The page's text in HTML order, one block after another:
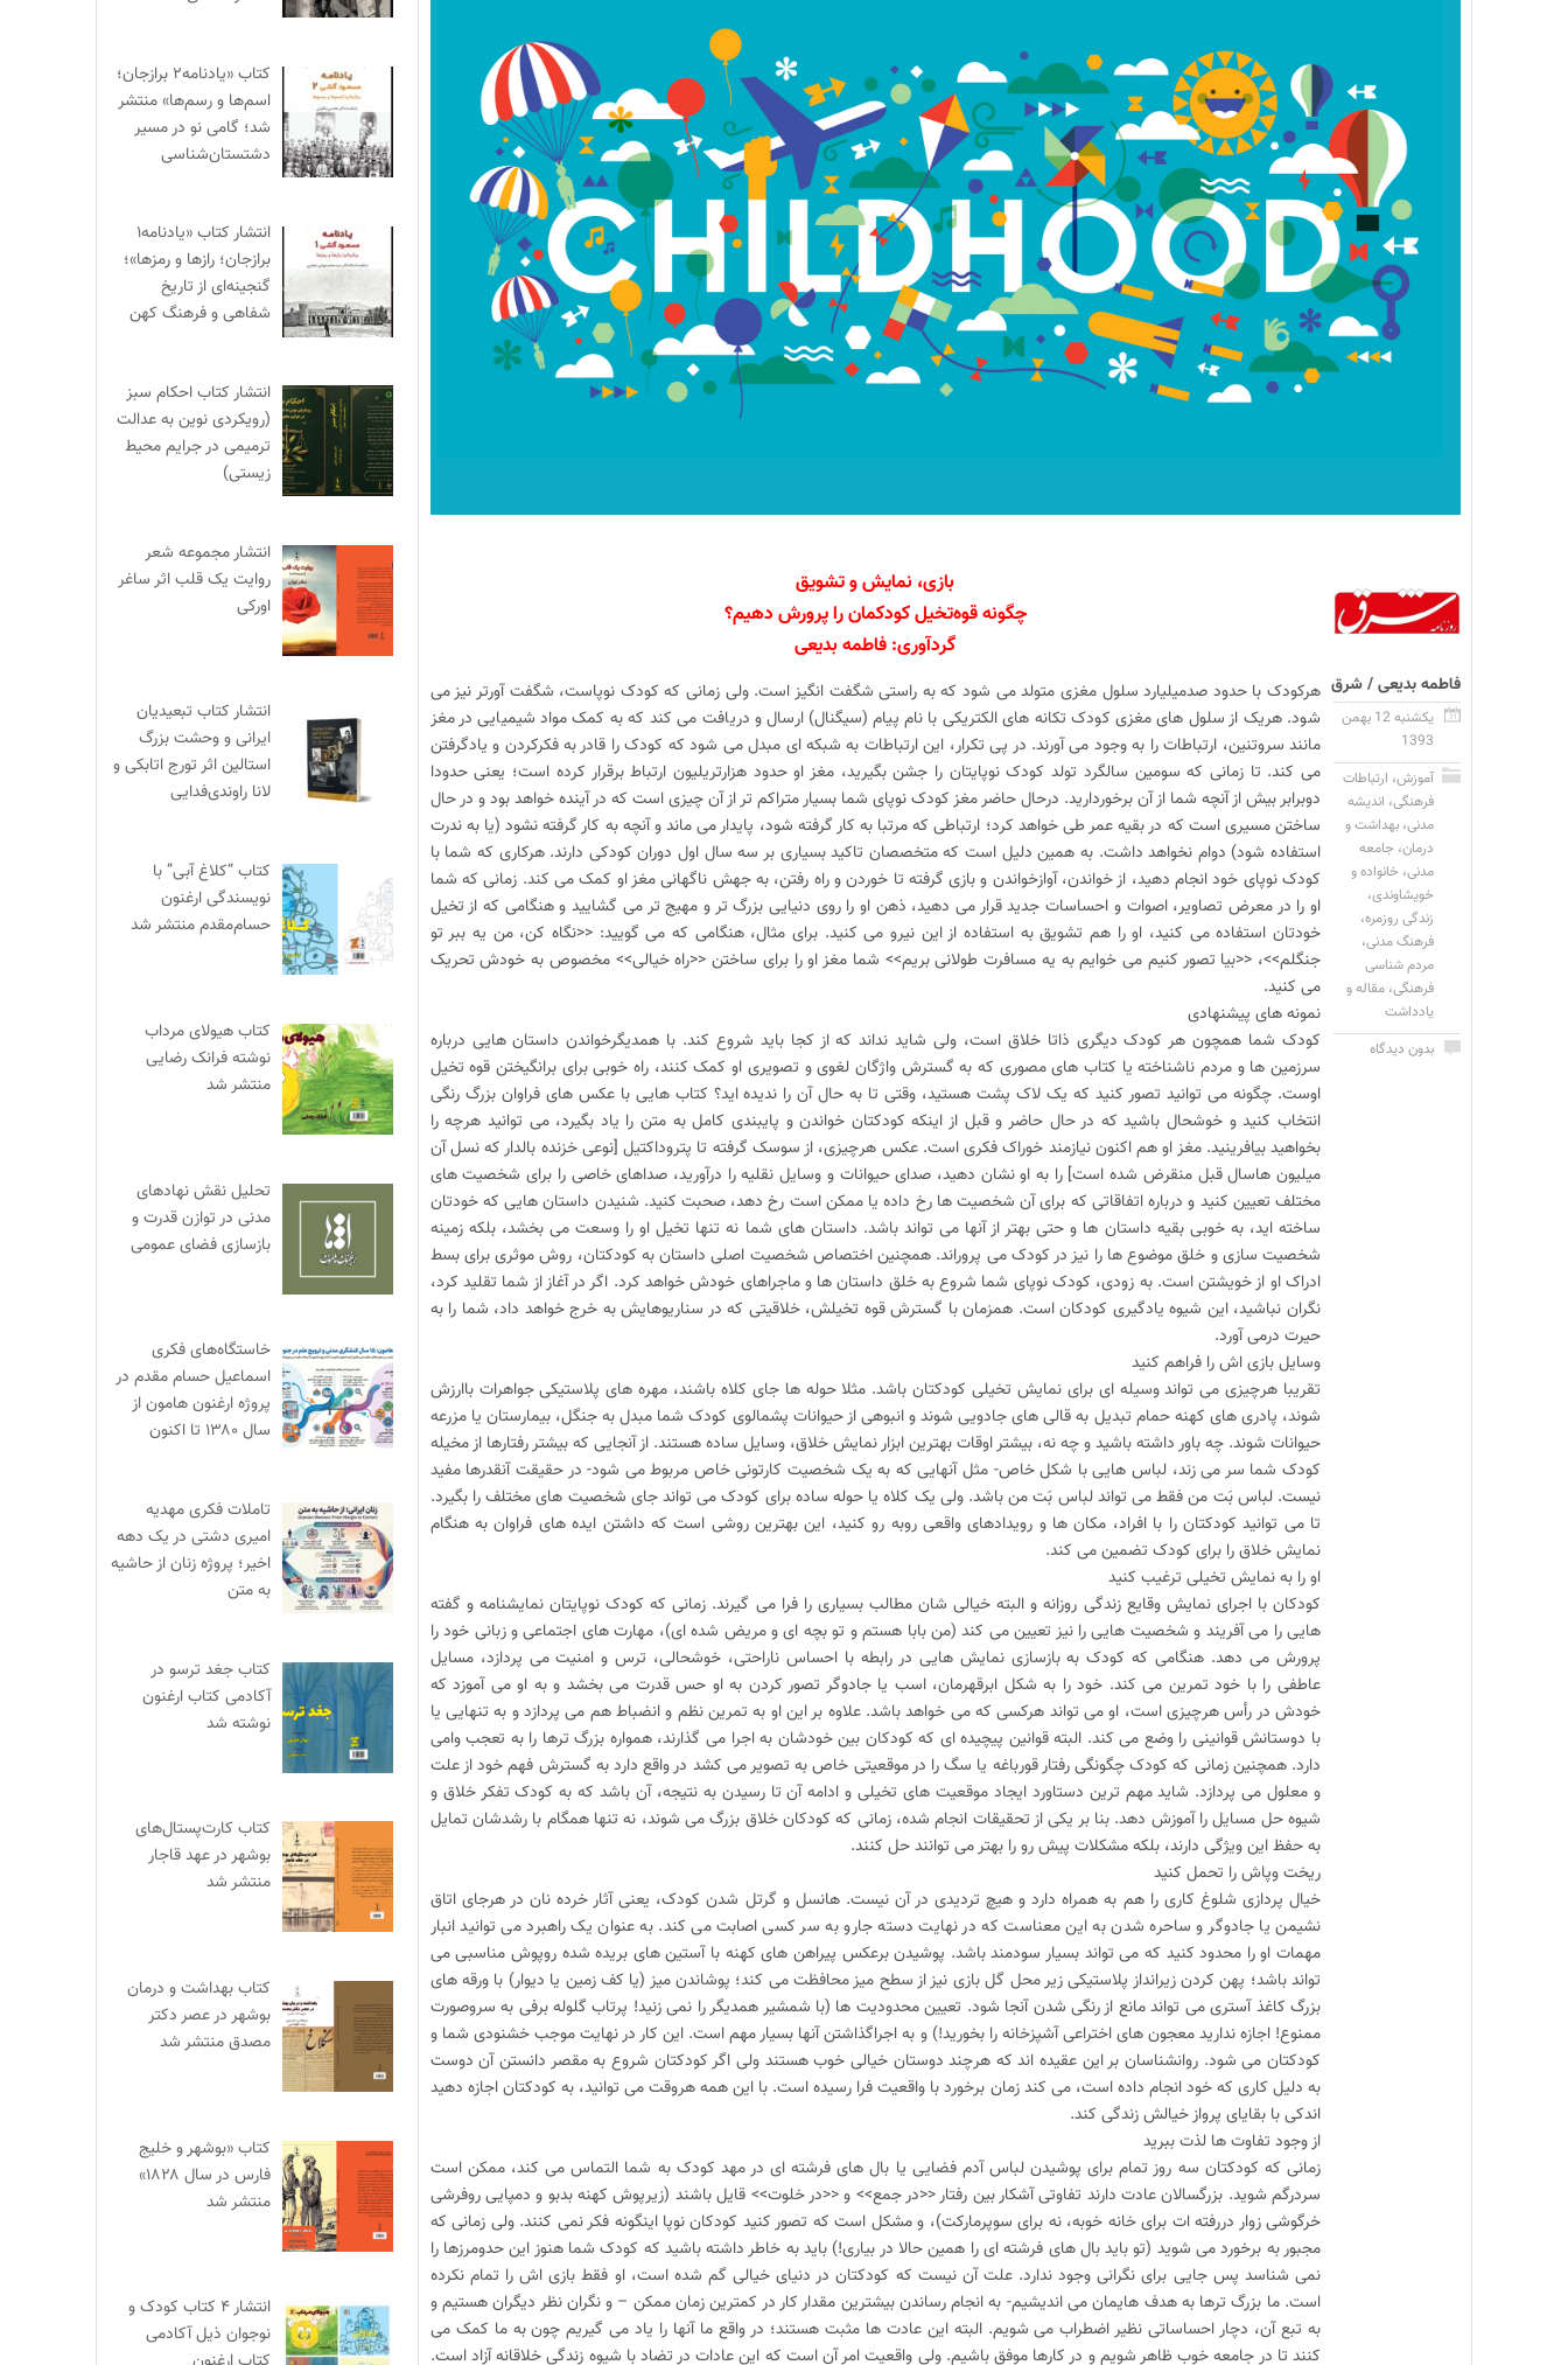
فاطمه بدیعی / شرق
یکشنبه 12 بهمن
1393
آموزش، ارتباطات
فرهنگی، اندیشه
مدنی، بهداشت و
درمان، جامعه
مدنی، خانواده و
خویشاوندی،
زندگی روزمره،
فرهنگ مدنی،
مردم شناسی
فرهنگی، مقاله و
یادداشت
بدون دیدگاه
بازی، نمایش و تشویق
چگونه قوه‌تخیل کودکمان را پرورش دهیم؟
گردآوری: فاطمه بدیعی
هرکودک با حدود صدمیلیارد سلول مغزی متولد می شود که به راستی شگفت انگیز است. ولی زمانی که کودک نوپاست، شگفت آورتر نیز می
شود. هریک از سلول های مغزی کودک تکانه های الکتریکی با نام پیام (سیگنال) ارسال و دریافت می کند که به کمک مواد شیمیایی در مغز
مانند سروتنین، ارتباطات را به وجود می آورند. در پی تکرار، این ارتباطات به شبکه ای مبدل می شود که کودک را قادر به فکرکردن و یادگرفتن
می کند. تا زمانی که سومین سالگرد تولد کودک نوپایتان را جشن بگیرید، مغز او حدود هزارتریلیون ارتباط برقرار کرده است؛ یعنی حدودا
دوبرابر بیش از آنچه شما از آن برخوردارید. درحال حاضر مغز کودک نوپای شما بسیار متراکم تر از آن چیزی است که در آینده خواهد بود و در حال
ساختن مسیری است که در بقیه عمر طی خواهد کرد؛ ارتباطی که مرتبا به کار گرفته شود، پایدار می ماند و آنچه به کار گرفته نشود (یا به ندرت
استفاده شود) دوام نخواهد داشت. به همین دلیل است که متخصصان تاکید بسیاری بر سه سال اول دوران کودکی دارند. هرکاری که شما با
کودک نوپای خود انجام دهید، از خواندن، آوازخواندن و بازی گرفته تا خوردن و راه رفتن، به جهش ناگهانی مغز او کمک می کند. زمانی که شما
او را در معرض تصاویر، اصوات و احساسات جدید قرار می دهید، ذهن او را روی دنیایی بزرگ تر و مهیج تر می گشایید و هنگامی که از تخیل
خودتان استفاده می کنید، او را هم تشویق به استفاده از این نیرو می کنید. برای مثال، هنگامی که می گویید: <<نگاه کن، من یه ببر تو
جنگلم>>، <<بیا تصور کنیم می خوایم به یه مسافرت طولانی بریم>> شما مغز او را برای ساختن <<راه خیالی>> مخصوص به خودش تحریک
می کنید.
نمونه های پیشنهادی
کودک شما همچون هر کودک دیگری ذاتا خلاق است، ولی شاید نداند که از کجا باید شروع کند. با همدیگرخواندن داستان هایی درباره
سرزمین ها و مردم ناشناخته یا کتاب های مصوری که به گسترش واژگان لغوی و تصویری او کمک کنند، راه خوبی برای برانگیختن قوه تخیل
اوست. چگونه می توانید تصور کنید که یک لاک پشت هستید، وقتی تا به حال آن را ندیده اید؟ کتاب هایی با عکس های فراوان بزرگ رنگی
انتخاب کنید و خوشحال باشید که در حال حاضر و قبل از اینکه کودکتان خواندن و پایبندی کامل به متن را یاد بگیرد، می توانید هرچه را
بخواهید بیافرینید. مغز او هم اکنون نیازمند خوراک فکری است. عکس هرچیزی، از سوسک گرفته تا پتروداکتیل [نوعی خزنده بالدار که نسل آن
میلیون هاسال قبل منقرض شده است] را به او نشان دهید، صدای حیوانات و وسایل نقلیه را درآورید، صداهای خاصی را برای شخصیت های
مختلف تعیین کنید و درباره اتفاقاتی که برای آن شخصیت ها رخ داده یا ممکن است رخ دهد، صحبت کنید. شنیدن داستان هایی که خودتان
ساخته اید، به خوبی بقیه داستان ها و حتی بهتر از آنها می تواند باشد. داستان های شما نه تنها تخیل او را وسعت می بخشد، بلکه زمینه
شخصیت سازی و خلق موضوع ها را نیز در کودک می پروراند. همچنین اختصاص شخصیت اصلی داستان به کودکتان، روش موثری برای بسط
ادراک او از خویشتن است. به زودی، کودک نوپای شما شروع به خلق داستان ها و ماجراهای خودش خواهد کرد. اگر در آغاز از شما تقلید کرد،
نگران نباشید، این شیوه یادگیری کودکان است. همزمان با گسترش قوه تخیلش، خلاقیتی که در سناریوهایش به خرج خواهد داد، شما را به
حیرت درمی آورد.
وسایل بازی اش را فراهم کنید
تقریبا هرچیزی می تواند وسیله ای برای نمایش تخیلی کودکتان باشد. مثلا حوله ها جای کلاه باشند، مهره های پلاستیکی جواهرات باارزش
شوند، پادری های کهنه حمام تبدیل به قالی های جادویی شوند و انبوهی از حیوانات پشمالوی کودک شما مبدل به جنگل، بیمارستان یا مزرعه
حیوانات شوند. چه باور داشته باشید و چه نه، بیشتر اوقات بهترین ابزار نمایش خلاق، وسایل ساده هستند. از آنجایی که بیشتر رفتارها از مخیله
کودک شما سر می زند، لباس هایی با شکل خاص- مثل آنهایی که به یک شخصیت کارتونی خاص مربوط می شود- در حقیقت آنقدرها مفید
نیست. لباس بَت من فقط می تواند لباس بَت من باشد. ولی یک کلاه یا حوله ساده برای کودک می تواند جای شخصیت های مختلف را بگیرد.
تا می توانید کودکتان را با افراد، مکان ها و رویدادهای واقعی روبه رو کنید، این بهترین روشی است که داشتن ایده های فراوان به هنگام
نمایش خلاق را برای کودک تضمین می کند.
او را به نمایش تخیلی ترغیب کنید
کودکان با اجرای نمایش وقایع زندگی روزانه و البته خیالی شان مطالب بسیاری را فرا می گیرند. زمانی که کودک نوپایتان نمایشنامه و گفته
هایی را می آفریند و شخصیت هایی را نیز تعیین می کند (من بابا هستم و تو بچه ای و مریض شده ای)، مهارت های اجتماعی و زبانی خود را
پرورش می دهد. هنگامی که کودک به بازسازی نمایش هایی در رابطه با احساس ناراحتی، خوشحالی، ترس و امنیت می پردازد، مسایل
عاطفی را با خود تمرین می کند. خود را به شکل ابرقهرمان، اسب یا جادوگر تصور کردن به او حس قدرت می بخشد و به او می آموزد که
خودش در رأس هرچیزی است، او می تواند هرکسی که می خواهد باشد. علاوه بر این او به تمرین نظم و انضباط هم می پردازد و به تنهایی یا
با دوستانش قوانینی را وضع می کند. البته قوانین پیچیده ای که کودکان بین خودشان به اجرا می گذارند، همواره بزرگ ترها را به تعجب وامی
دارد. همچنین زمانی که کودک چگونگی رفتار قورباغه یا سگ را در موقعیتی خاص به تصویر می کشد در واقع دارد به گسترش فهم خود از علت
و معلول می پردازد. شاید مهم ترین دستاورد ایجاد موقعیت های تخیلی و ادامه آن تا رسیدن به نتیجه، آن باشد که به کودک تفکر خلاق و
شیوه حل مسایل را آموزش دهد. بنا بر یکی از تحقیقات انجام شده، زمانی که کودکان خلاق بزرگ می شوند، نه تنها همگام با رشدشان تمایل
به حفظ این ویژگی دارند، بلکه مشکلات پیش رو را بهتر می توانند حل کنند.
ریخت وپاش را تحمل کنید
خیال پردازی شلوغ کاری را هم به همراه دارد و هیچ تردیدی در آن نیست. هانسل و گرتل شدن کودک، یعنی آثار خرده نان در هرجای اتاق
نشیمن یا جادوگر و ساحره شدن به این معناست که در نهایت دسته جارو به سر کسی اصابت می کند. به عنوان یک راهبرد می توانید انبار
مهمات او را محدود کنید که می تواند بسیار سودمند باشد. پوشیدن برعکس پیراهن های کهنه با آستین های بریده شده روپوش مناسبی می
تواند باشد؛ پهن کردن زیرانداز پلاستیکی زیر محل گل بازی نیز از سطح میز محافظت می کند؛ پوشاندن میز (یا کف زمین یا دیوار) با ورقه های
بزرگ کاغذ آستری می تواند مانع از رنگی شدن آنجا شود. تعیین محدودیت ها (با شمشیر همدیگر را نمی زنید! پرتاب گلوله برفی به سروصورت
ممنوع! اجازه ندارید معجون های اختراعی آشپزخانه را بخورید!) و به اجراگذاشتن آنها بسیار مهم است. این کار در نهایت موجب خشنودی شما و
کودکتان می شود. روانشناسان بر این عقیده اند که هرچند دوستان خیالی خوب هستند ولی اگر کودکتان شروع به مقصر دانستن آن دوست
به دلیل کاری که خود انجام داده است، می کند زمان برخورد با واقعیت فرا رسیده است. با این همه هروقت می توانید، به کودکتان اجازه دهید
اندکی با بقایای پرواز خیالش زندگی کند.
از وجود تفاوت ها لذت ببرید
زمانی که کودکتان سه روز تمام برای پوشیدن لباس آدم فضایی یا بال های فرشته ای در مهد کودک به شما التماس می کند، ممکن است
سردرگم شوید. بزرگسالان عادت دارند تفاوتی آشکار بین رفتار <<در جمع>> و <<در خلوت>> قایل باشند (زیرپوش کهنه بدبو و دمپایی روفرشی
خرگوشی زوار دررفته ات برای خانه خوبه، نه برای سوپرمارکت)، و مشکل است که تصور کنید کودکان نوپا اینگونه فکر نمی کنند. ولی زمانی که
مجبور به برخورد می شوید (تو باید بال های فرشته ای را همین حالا در بیاری!) باید به خاطر داشته باشید که کودک شما هنوز این حدومرزها را
نمی شناسد پس جایی برای نگرانی وجود ندارد. علت آن نیست که کودکتان در دنیای خیالی گم شده است، او فقط بازی اش را تمام نکرده
است. ما بزرگ ترها به هدف هایمان می اندیشیم- به انجام رساندن بیشترین مقدار کار در کمترین زمان ممکن – و نگران نظر دیگران هستیم و
به تبع آن، دچار احساساتی نظیر اضطراب می شویم. البته این عادت ها مثبت هستند؛ در واقع ما آنها را یاد می گیریم چون به ما کمک می
کنند تا در جامعه خوب ظاهر شویم و در کارها موفق باشیم. ولی واقعیت امر آن است که این عادات در تضاد با شیوه زندگی خلاقانه آزاد است.
کتاب «یادنامه۲ برازجان؛
اسم‌ها و رسم‌ها» منتشر
شد؛ گامی نو در مسیر
دشتستان‌شناسی
انتشار کتاب «یادنامه۱
برازجان؛ رازها و رمزها»؛
گنجینه‌ای از تاریخ
شفاهی و فرهنگ کهن
انتشار کتاب احکام سبز
(رویکردی نوین به عدالت
ترمیمی در جرایم محیط‌
زیستی)
انتشار مجموعه شعر
روایت یک قلب اثر ساغر
اورکی
انتشار کتاب تبعیدیان
ایرانی و وحشت بزرگ
استالین اثر تورج اتابکی و
لانا راوندی‌فدایی
کتاب “کلاغ آبی” با
نویسندگی ارغنون
حسام‌مقدم منتشر شد
کتاب هیولای مرداب
نوشته فرانک رضایی
منتشر شد
تحلیل نقش نهادهای
مدنی در توازن قدرت و
بازسازی فضای عمومی
خاستگاه‌های فکری
اسماعیل حسام مقدم در
پروژه ارغنون هامون از
سال ۱۳۸۰ تا اکنون
تاملات فکری مهدیه
امیری دشتی در یک دهه
اخیر؛ پروژه زنان از حاشیه
به متن
کتاب جغد ترسو در
آکادمی کتاب ارغنون
نوشته شد
کتاب کارت‌پستال‌های
بوشهر در عهد قاجار
منتشر شد
کتاب بهداشت و درمان
بوشهر در عصر دکتر
مصدق منتشر شد
کتاب «بوشهر و خلیج
فارس در سال ۱۸۲۸»
منتشر شد
انتشار ۴ کتاب کودک و
نوجوان ذیل آکادمی